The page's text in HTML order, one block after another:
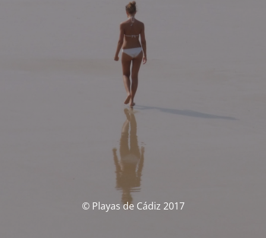
© Playas de Cádiz 2017